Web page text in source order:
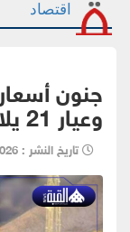
اقتصاد
جنون
وعيار 21 يلامس 94 دينارًا
تاريخ النشر : 2026-01-14 - 10:20 am